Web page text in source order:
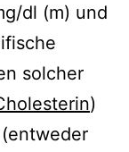
dl (m) und
solcher
)
(entweder